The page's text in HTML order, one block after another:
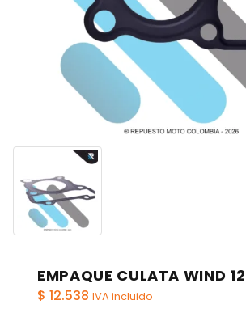
EMPAQUE CULATA WIND
$ 12.538 IVA incluido